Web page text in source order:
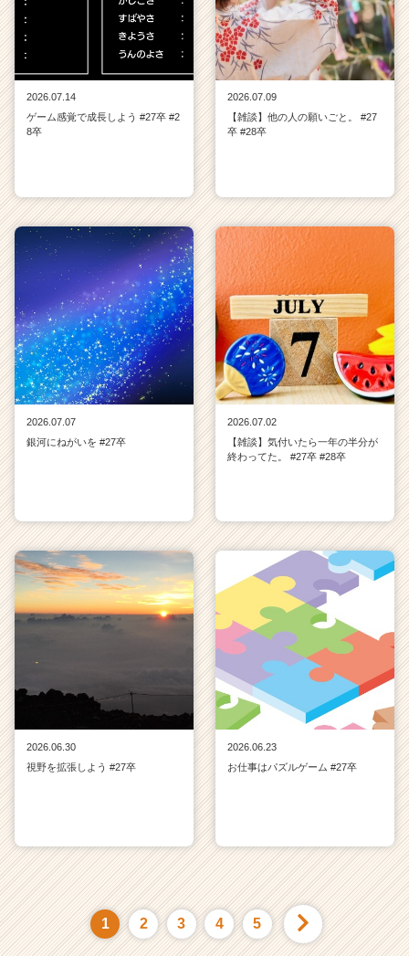
2026.07.14
ゲーム感覚で成長しよう #27卒 #2
8卒
2026.07.09
【雑談】他の人の願いごと。 #27
卒 #28卒
2026.07.07
銀河にねがいを #27卒
2026.07.02
【雑談】気付いたら一年の半分が
終わってた。 #27卒 #28卒
2026.06.30
視野を拡張しよう #27卒
2026.06.23
お仕事はパズルゲーム #27卒
1 2 3 4 5